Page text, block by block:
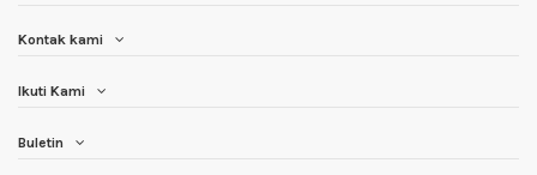
Kontak kami
Ikuti Kami
Buletin